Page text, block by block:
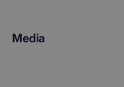
Media